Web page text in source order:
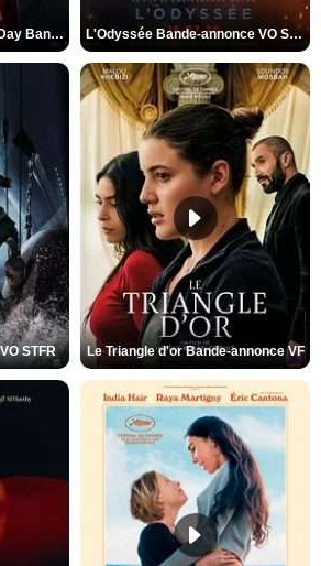
Spider-Man: Brand New Day Bande-annonce VO STFR L'Odyssée Bande-annonce VO STFR
STFR Le Triangle d'or Bande-annonce VF